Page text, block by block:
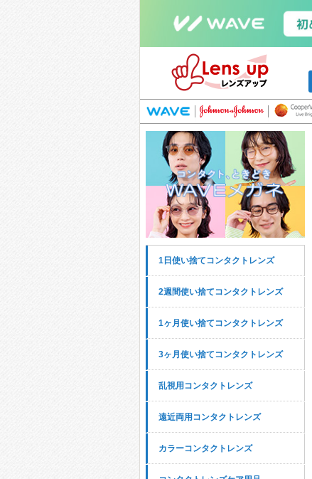
1日使い捨てコンタクトレンズ
2週間使い捨てコンタクトレンズ
1ヶ月使い捨てコンタクトレンズ
3ヶ月使い捨てコンタクトレンズ
乱視用コンタクトレンズ
遠近両用コンタクトレンズ
カラーコンタクトレンズ